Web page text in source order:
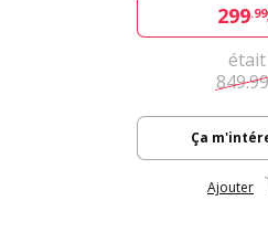
299.99
était
Ça
Ajouter